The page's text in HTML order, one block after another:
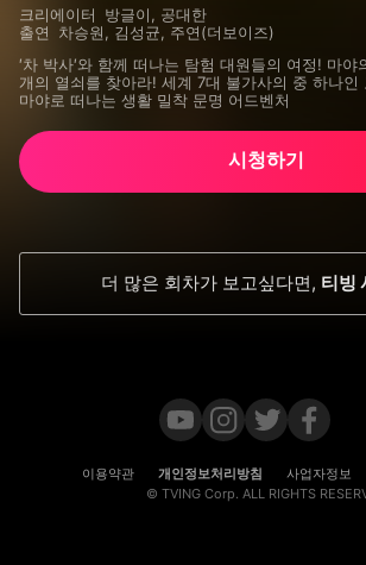
크리에이터
방글이, 공대한
출연
차승원, 김성균, 주연(더보이즈)
′차 박사′와 함께 떠나는 탐험 대원들의 여정! 마야
개의 열쇠를 찾아라! 세계 7대 불가사의 중 하나인
마야로 떠나는 생활 밀착 문명 어드벤처
시청하기
더 많은 회차가 보고싶다면, 티빙
이용약관 개인정보처리방침 사업자정보
© TVING Corp. ALL RIGHTS